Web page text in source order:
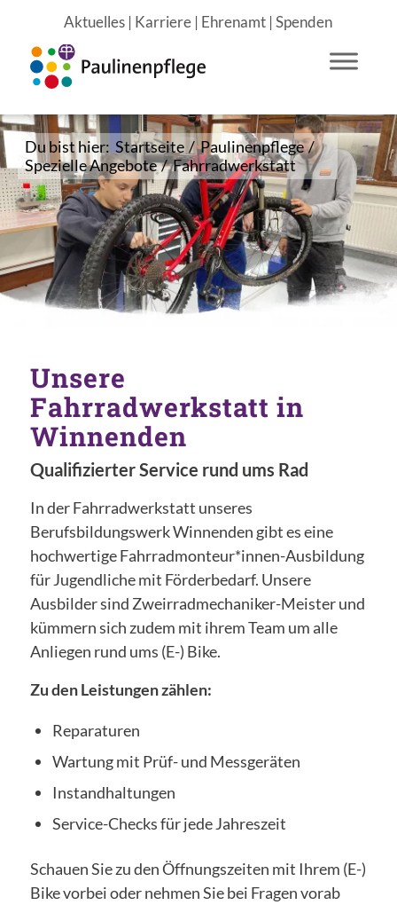
Aktuelles | Karriere | Ehrenamt |Spenden
Du bist hier: Startseite / Paulinenpflege /
Spezielle Angebote / Fahrradwerkstatt
Unsere
Fahrradwerkstatt in
Winnenden
Qualifizierter Service rund ums Rad
In der Fahrradwerkstatt unseres
Berufsbildungswerk Winnenden gibt es eine
hochwertige Fahrradmonteur*innen-Ausbildung
für Jugendliche mit Förderbedarf. Unsere
Ausbilder sind Zweirradmechaniker-Meister und
kümmern sich zudem mit ihrem Team um alle
Anliegen rund ums (E-) Bike.
Zu den Leistungen zählen:
Reparaturen
Wartung mit Prüf- und Messgeräten
Instandhaltungen
Service-Checks für jede Jahreszeit
Schauen Sie zu den Öffnungszeiten mit Ihrem (E-)
Bike vorbei oder nehmen Sie bei Fragen vorab